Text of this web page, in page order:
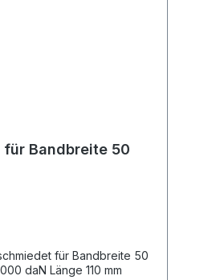
für Bandbreite 50
Bandbreite 50
daN Länge 110 mm